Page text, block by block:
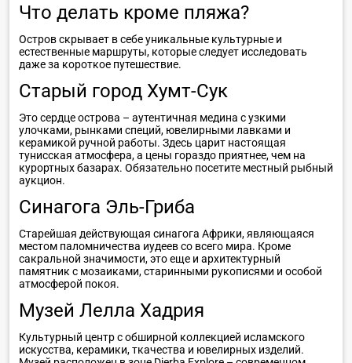
Что делать кроме пляжа?
Остров скрывает в себе уникальные культурные и
естественные маршруты, которые следует исследовать
даже за короткое путешествие.
Старый город Хумт-Сук
Это сердце острова – аутентичная медина с узкими
улочками, рынками специй, ювелирными лавками и
керамикой ручной работы. Здесь царит настоящая
тунисская атмосфера, а цены гораздо приятнее, чем на
курортных базарах. Обязательно посетите местный рыбный
аукцион.
Синагога Эль-Гриба
Старейшая действующая синагога Африки, являющаяся
местом паломничества иудеев со всего мира. Кроме
сакральной значимости, это еще и архитектурный
памятник с мозаиками, старинными рукописями и особой
атмосферой покоя.
Музей Лелла Хадрия
Культурный центр с обширной коллекцией исламского
искусства, керамики, ткачества и ювелирных изделий.